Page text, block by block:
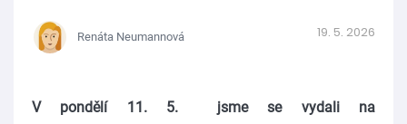
Renáta Neumannová 19. 5. 2026
V pondělí 11. 5. jsme se vydali na